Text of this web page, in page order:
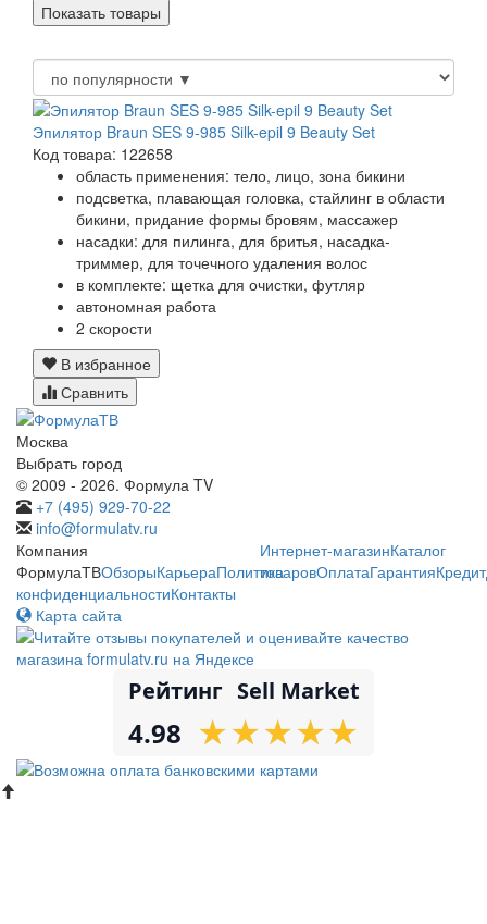
Эпилятор Braun SES 9-985 Silk-epil 9 Beauty Set
Код товара: 122658
область применения: тело, лицо, зона бикини
подсветка, плавающая головка, стайлинг в области
бикини, придание формы бровям, массажер
насадки: для пилинга, для бритья, насадка-
триммер, для точечного удаления волос
в комплекте: щетка для очистки, футляр
автономная работа
2 скорости
В избранное
Сравнить
Москва
Выбрать город
© 2009 - 2026. Формула TV
+7 (495) 929-70-22
info@formulatv.ru
Компания
ФормулаТВОбзорыКарьераПолитика
конфиденциальностиКонтакты
Интернет-магазинКаталог
товаровОплатаГарантияКредит
Карта сайта
Рейтинг Sell Market
4.98 ★
★★
★★
★★
★★
★